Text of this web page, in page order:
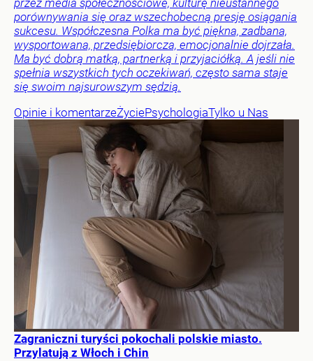
przez media społecznościowe, kulturę nieustannego
porównywania się oraz wszechobecną presję osiągania
sukcesu. Współczesna Polka ma być piękna, zadbana,
wysportowana, przedsiębiorcza, emocjonalnie dojrzała.
Ma być dobrą matką, partnerką i przyjaciółką. A jeśli nie
spełnia wszystkich tych oczekiwań, często sama staje
się swoim najsurowszym sędzią.
Opinie i komentarzeŻyciePsychologiaTylko u Nas
Zagraniczni turyści pokochali polskie miasto.
Przylatują z Włoch i Chin